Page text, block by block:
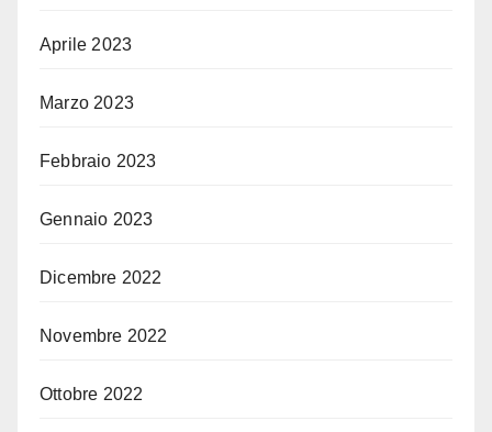
Aprile 2023
Marzo 2023
Febbraio 2023
Gennaio 2023
Dicembre 2022
Novembre 2022
Ottobre 2022